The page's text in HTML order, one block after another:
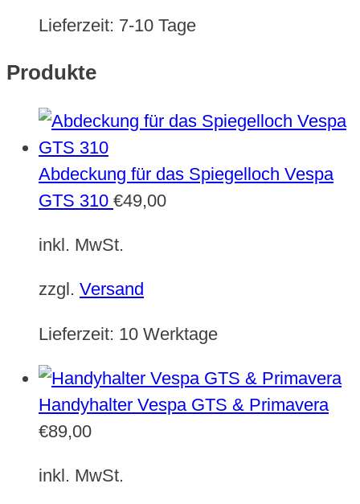
Lieferzeit: 7-10 Tage
Produkte
Abdeckung für das Spiegelloch Vespa
GTS 310 €49,00
inkl. MwSt.
zzgl. Versand
Lieferzeit: 10 Werktage
Handyhalter Vespa GTS & Primavera
€89,00
inkl. MwSt.